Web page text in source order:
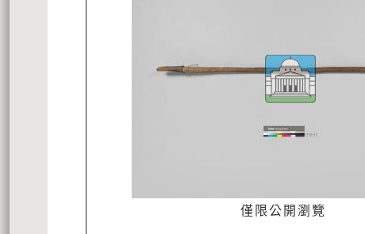
僅限公開瀏覽